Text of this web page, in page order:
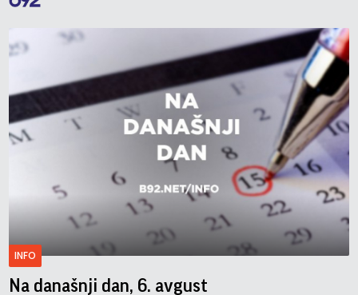
INFO
Na današnji dan, 6. avgust